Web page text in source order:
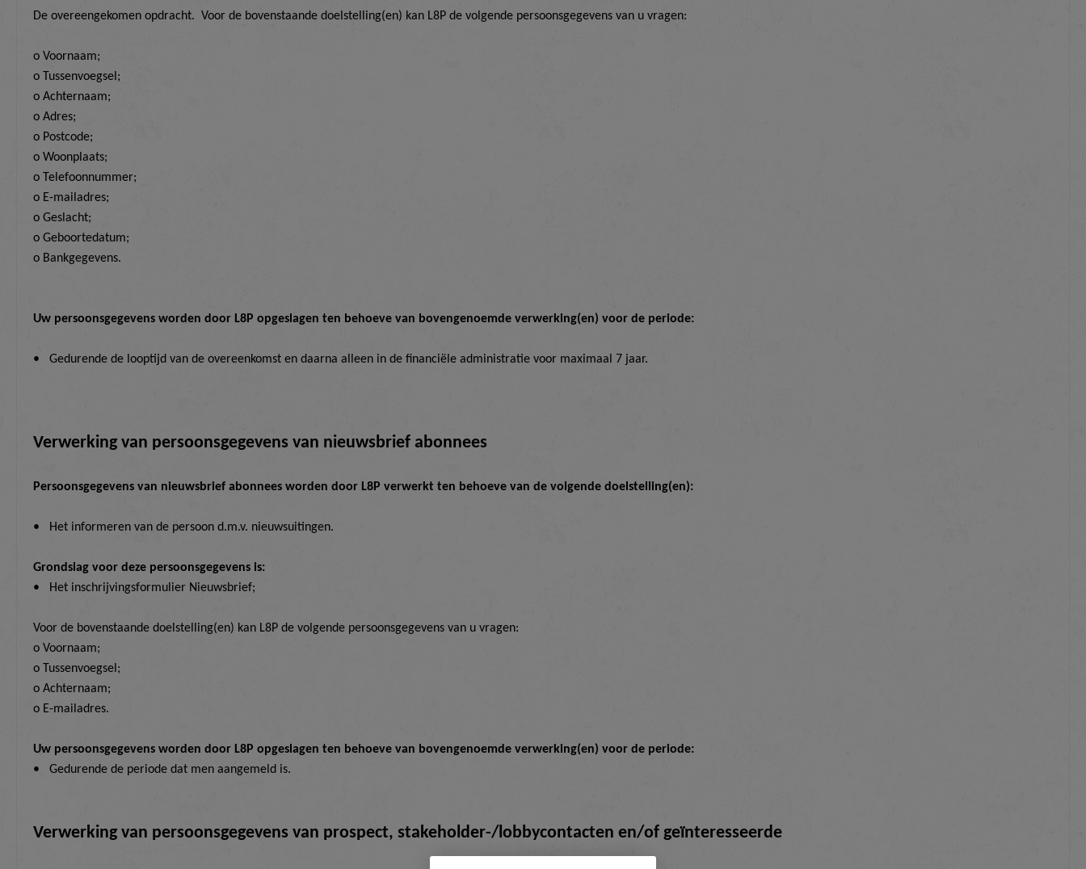
De overeengekomen opdracht. Voor de bovenstaande doelstelling(en) kan L8P de volgende persoonsgegevens van u vragen:
o Voornaam;
o Tussenvoegsel;
o Achternaam;
o Adres;
o Postcode;
o Woonplaats;
o Telefoonnummer;
o E-mailadres;
o Geslacht;
o Geboortedatum;
o Bankgegevens.
Uw persoonsgegevens worden door L8P opgeslagen ten behoeve van bovengenoemde verwerking(en) voor de periode:
• Gedurende de looptijd van de overeenkomst en daarna alleen in de financiële administratie voor maximaal 7 jaar.
Verwerking van persoonsgegevens van nieuwsbrief abonnees
Persoonsgegevens van nieuwsbrief abonnees worden door L8P verwerkt ten behoeve van de volgende doelstelling(en):
• Het informeren van de persoon d.m.v. nieuwsuitingen.
Grondslag voor deze persoonsgegevens is:
•
Het inschrijvingsformulier Nieuwsbrief;
Voor de bovenstaande doelstelling(en) kan L8P de volgende persoonsgegevens van u vragen:
o Voornaam;
o Tussenvoegsel;
o Achternaam;
o E-mailadres.
Uw persoonsgegevens worden door L8P opgeslagen ten behoeve van bovengenoemde verwerking(en) voor de periode:
•
Gedurende de periode dat men aangemeld is.
Verwerking van persoonsgegevens van prospect, stakeholder-/lobbycontacten en/of geïnteresseerde